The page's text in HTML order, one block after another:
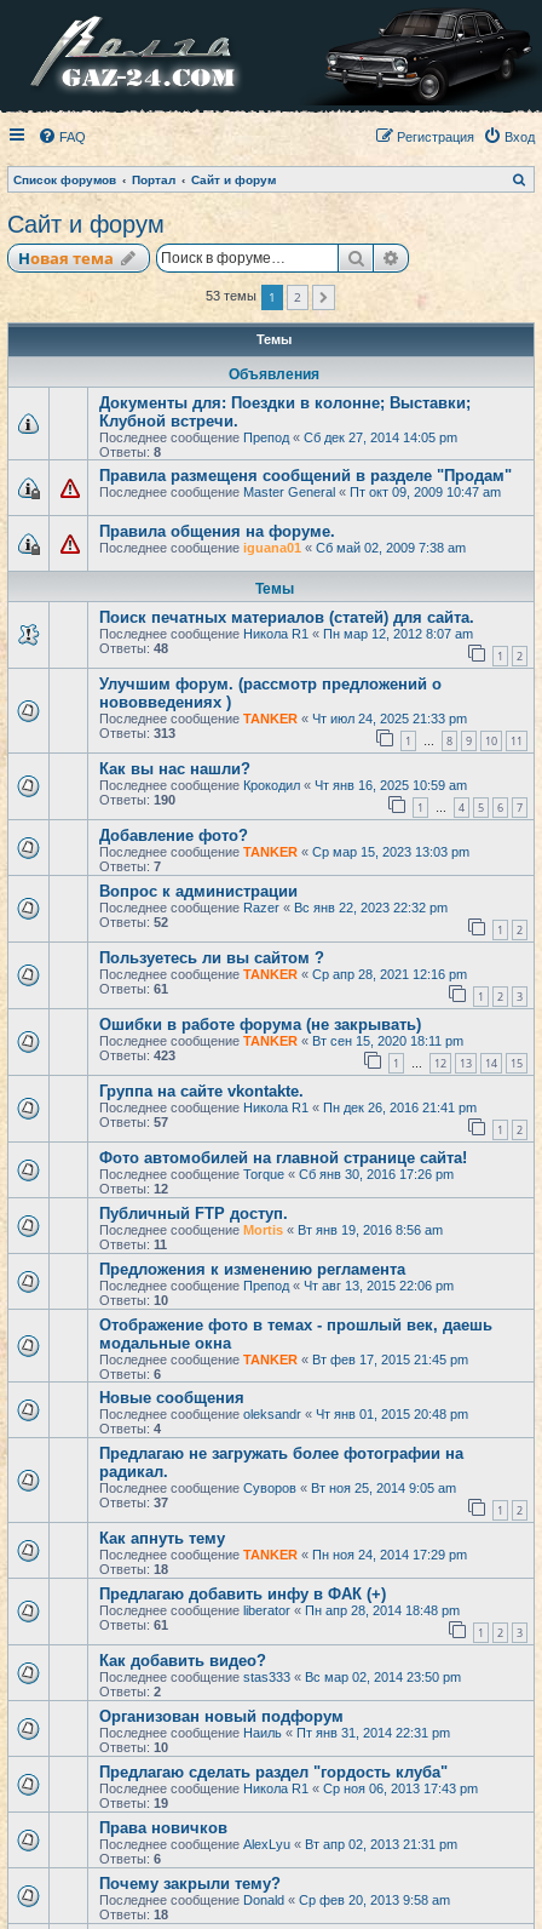
FAQ Вход
Регистрация
Список форумов Портал Сайт и форум
о
Сайт и форум
Новая тема ПоискРасширенный
53 темы 1 2
Темы
Объявления
Документы для: Поездки в колонне; Выставки;
Клубной встречи.
Последнее сообщение Препод « Сб дек 27, 2014 14:05 pm
Ответы: 8
Правила размещеня сообщений в разделе "Продам"
Последнее сообщение Master General « Пт окт 09, 2009 10:47 am
Правила общения на форуме.
Последнее сообщение iguana01 « Сб май 02, 2009 7:38 am
Темы
Поиск печатных материалов (статей) для сайта.
Последнее сообщение Никола R1 « Пн мар 12, 2012 8:07 am
Ответы: 48 1 2
Улучшим форум. (рассмотр предложений о
нововведениях )
Последнее сообщение TANKER « Чт июл 24, 2025 21:33 pm
Ответы: 313 1 … 8 9 10 11
Как вы нас нашли?
Последнее сообщение Крокодил « Чт янв 16, 2025 10:59 am
Ответы: 190 1 … 4 5 6 7
Добавление фото?
Последнее сообщение TANKER « Ср мар 15, 2023 13:03 pm
Ответы: 7
Вопрос к администрации
Последнее сообщение Razer « Вс янв 22, 2023 22:32 pm
Ответы: 52 1 2
Пользуетесь ли вы сайтом ?
Последнее сообщение TANKER « Ср апр 28, 2021 12:16 pm
Ответы: 61 1 2 3
Ошибки в работе форума (не закрывать)
Последнее сообщение TANKER « Вт сен 15, 2020 18:11 pm
Ответы: 423 1 … 12 13 14 15
Группа на сайте vkontakte.
Последнее сообщение Никола R1 « Пн дек 26, 2016 21:41 pm
Ответы: 57 1 2
Фото автомобилей на главной странице сайта!
Последнее сообщение Torque « Сб янв 30, 2016 17:26 pm
Ответы: 12
Публичный FTP доступ.
Последнее сообщение Mortis « Вт янв 19, 2016 8:56 am
Ответы: 11
Предложения к изменению регламента
Последнее сообщение Препод « Чт авг 13, 2015 22:06 pm
Ответы: 10
Отображение фото в темах - прошлый век, даешь
модальные окна
Последнее сообщение TANKER « Вт фев 17, 2015 21:45 pm
Ответы: 6
Новые сообщения
Последнее сообщение oleksandr « Чт янв 01, 2015 20:48 pm
Ответы: 4
Предлагаю не загружать более фотографии на
радикал.
Последнее сообщение Суворов « Вт ноя 25, 2014 9:05 am
Ответы: 37 1 2
Как апнуть тему
Последнее сообщение TANKER « Пн ноя 24, 2014 17:29 pm
Ответы: 18
Предлагаю добавить инфу в ФАК (+)
Последнее сообщение liberator « Пн апр 28, 2014 18:48 pm
Ответы: 61 1 2 3
Как добавить видео?
Последнее сообщение stas333 « Вс мар 02, 2014 23:50 pm
Ответы: 2
Организован новый подфорум
Последнее сообщение Наиль « Пт янв 31, 2014 22:31 pm
Ответы: 10
Предлагаю сделать раздел "гордость клуба"
Последнее сообщение Никола R1 « Ср ноя 06, 2013 17:43 pm
Ответы: 19
Права новичков
Последнее сообщение AlexLyu « Вт апр 02, 2013 21:31 pm
Ответы: 6
Почему закрыли тему?
Последнее сообщение Donald « Ср фев 20, 2013 9:58 am
Ответы: 18